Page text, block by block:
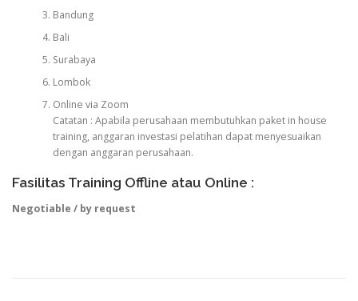
Bandung
Bali
Surabaya
Lombok
Online via Zoom
Catatan : Apabila perusahaan membutuhkan paket in house
training, anggaran investasi pelatihan dapat menyesuaikan
dengan anggaran perusahaan.
Fasilitas Training Offline atau Online :
Negotiable / by request